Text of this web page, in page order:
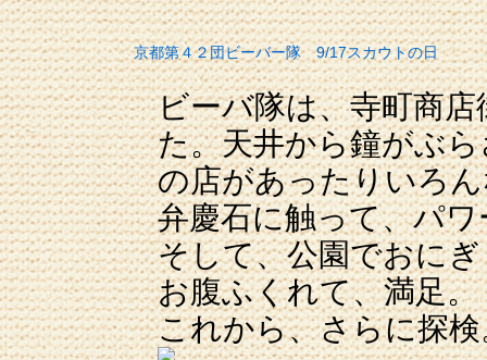
京都第４２団ビーバー隊 9/17スカウトの日
ビーバ隊は、寺町商
た。天井から鐘がぶ
の店があったりいろ
弁慶石に触って、パワ
そして、公園でおに
お腹ふくれて、満足。
これから、さらに探検